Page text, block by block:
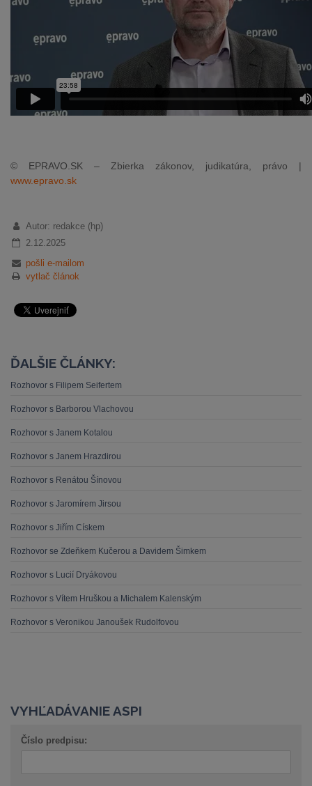
© EPRAVO.SK – Zbierka zákonov, judikatúra, právo |
www.epravo.sk
Autor: redakce (hp)
2.12.2025
pošli e-mailom
vytlač článok
ĎALŠIE ČLÁNKY:
Rozhovor s Filipem Seifertem
Rozhovor s Barborou Vlachovou
Rozhovor s Janem Kotalou
Rozhovor s Janem Hrazdirou
Rozhovor s Renátou Šínovou
Rozhovor s Jaromírem Jirsou
Rozhovor s Jiřím Cískem
Rozhovor se Zdeňkem Kučerou a Davidem Šimkem
Rozhovor s Lucií Dryákovou
Rozhovor s Vítem Hruškou a Michalem Kalenským
Rozhovor s Veronikou Janoušek Rudolfovou
VYHĽADÁVANIE ASPI
Číslo predpisu: